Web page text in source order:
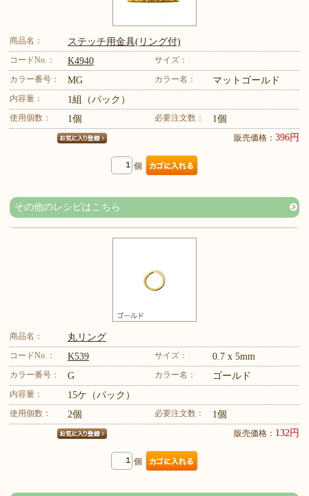
商品名： ステッチ用金具(リング付)
コードNo.： K4940
サイズ：
カラー番号：
MG カラー名： マットゴールド
内容量： 1組（パック）
使用個数： 1個 必要注文数： 1個
販売価格： 396円
個
その他のレシピはこちら
商品名： 丸リング
コードNo.： K539 サイズ： 0.7 x 5mm
カラー番号： G カラー名： ゴールド
内容量： 15ケ（パック）
使用個数： 2個 必要注文数： 1個
販売価格： 132円
個